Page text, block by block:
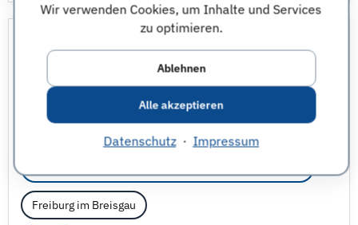
Wir verwenden Cookies, um Inhalte und Services
zu optimieren.
Ablehnen
Alle akzeptieren
Datenschutz· Impressum
Master Thesis: Stress Analysis in
NV-Doped Diamond Using ODMR
for Quantum Technologies
Freiburg im Breisgau